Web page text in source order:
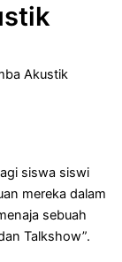
Akustik
siswa siswi
mereka dalam
sebuah
Talkshow”.